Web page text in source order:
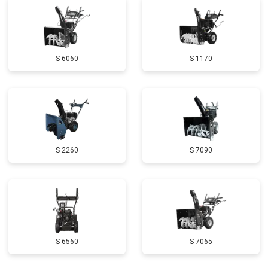
Замена глушителя Заказать
Замена маховика от 3050 ₽ Заказать
Натяжка тросов Заказать
Полное ТО от 4900 ₽ Заказать
Ремонт привода от 3250 ₽
Замена свечей зажигания от 1820 ₽ Заказать
Демонтаж-монтаж двигателя от 6400 ₽
Ремонт сцепления от 3800 ₽ Заказать
S 6060 S 1170
S 2260 S 7090
S 6560 S 7065